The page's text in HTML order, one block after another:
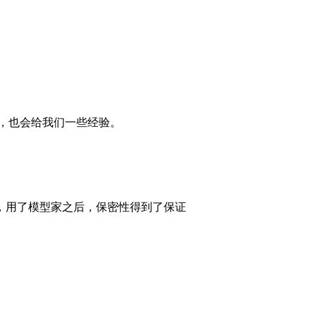
会给我们一些经验。
了模型家之后，保密性得到了保证